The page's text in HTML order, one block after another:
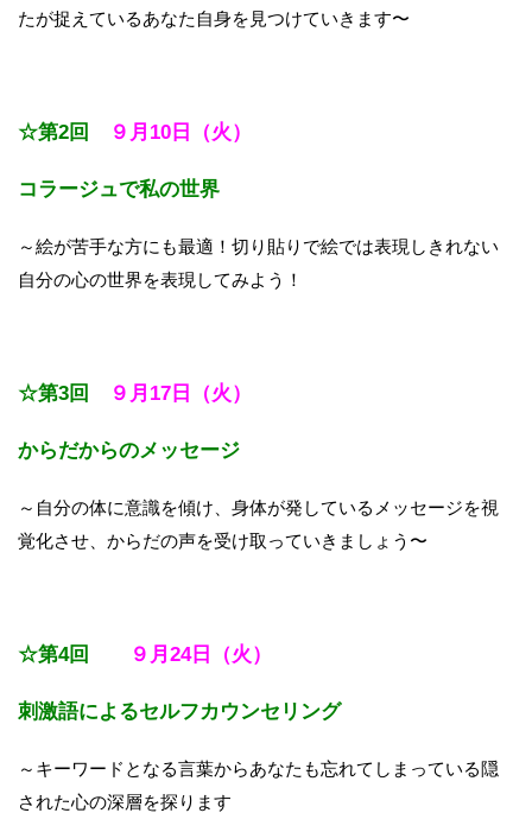
たが捉えているあなた自身を見つけていきます〜
☆第2回 ９月10日（火）
コラージュで私の世界
～絵が苦手な方にも最適！切り貼りで絵では表現しきれない
自分の心の世界を表現してみよう！
☆第3回 ９ 月17日（火）
からだからのメッセージ
～自分の体に意識を傾け、身体が発しているメッセージを視
覚化させ、からだの声を受け取っていきましょう〜
☆第4回 ９月24日（火）
刺激語によるセルフカウンセリング
～キーワードとなる言葉からあなたも忘れてしまっている隠
された心の深層を探ります